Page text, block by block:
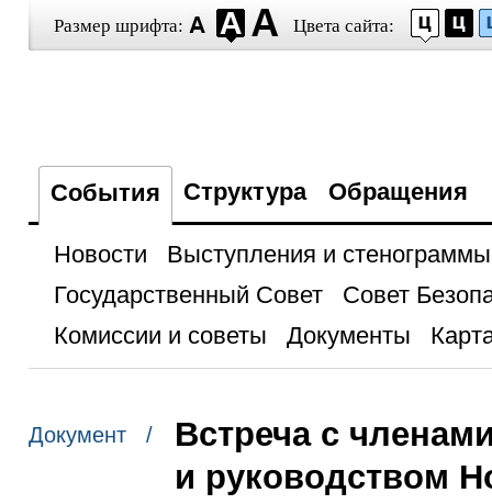
Размер шрифта: Цвета сайта:
События Структура Обращения
Новости
Выступления и стенограммы
Государственный Совет
Совет
Комиссии и советы
Документы
Документ /
Встреча с
и руководством